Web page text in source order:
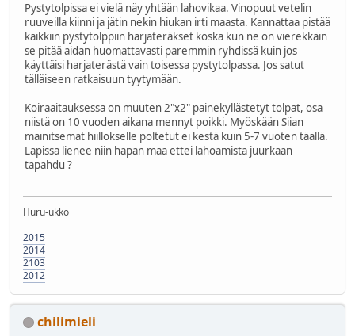
Pystytolpissa ei vielä näy yhtään lahovikaa. Vinopuut vetelin
ruuveilla kiinni ja jätin nekin hiukan irti maasta. Kannattaa pistää
kaikkiin pystytolppiin harjateräkset koska kun ne on vierekkäin
se pitää aidan huomattavasti paremmin ryhdissä kuin jos
käyttäisi harjaterästä vain toisessa pystytolpassa. Jos satut
tälläiseen ratkaisuun tyytymään.
Koiraaitauksessa on muuten 2"x2" painekyllästetyt tolpat, osa
niistä on 10 vuoden aikana mennyt poikki. Myöskään Siian
mainitsemat hiillokselle poltetut ei kestä kuin 5-7 vuoten täällä.
Lapissa lienee niin hapan maa ettei lahoamista juurkaan
tapahdu ?
Huru-ukko
2015
2014
2103
2012
chilimieli